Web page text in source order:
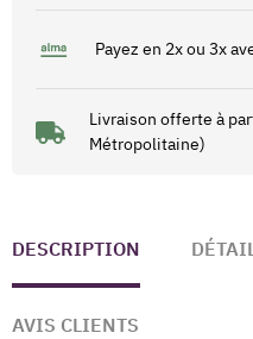
Payez en 2x ou 3x
Livraison offerte à
Métropolitaine)
DESCRIPTION
AVIS CLIENTS